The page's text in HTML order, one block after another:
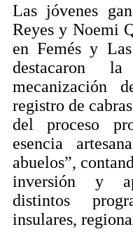
Las jóvenes
Reyes y Noemi
en Femés y
destacaron
mecanización
registro de
del proceso
esencia
abuelos”,
inversión y
distintos
insulares,